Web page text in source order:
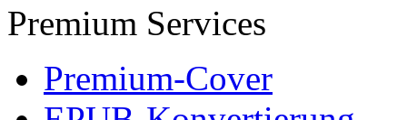
Premium Services
Premium-Cover